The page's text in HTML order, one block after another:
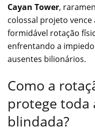
Cayan Tower,
colossal projeto
formidável rotação
enfrentando a
ausentes bilionários.
Como a
protege toda
blindada?